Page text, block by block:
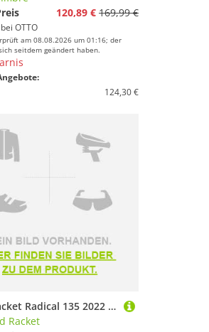
120,89 € 169,99 €
OTTO
am 08.08.2026 um 01:16; der
seitdem geändert haben.
124,30 €
Head Racket Radical 135 2022 Squash Racket Silber 07
Racket